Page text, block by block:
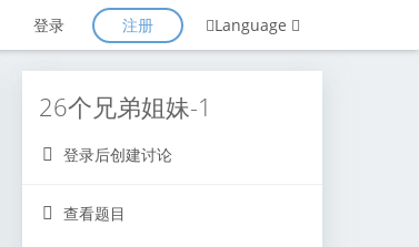
登录 注册 Language
26个兄弟姐妹-1
登录后创建讨论
查看题目